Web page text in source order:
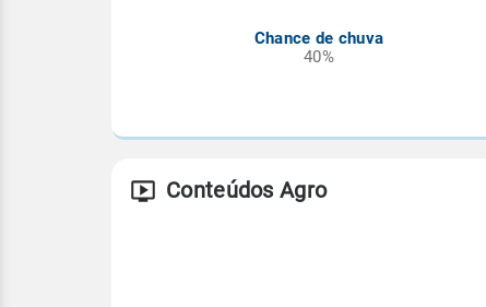
Chance de chuva
40%
Conteúdos Agro